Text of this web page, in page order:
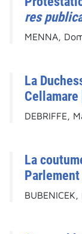
res
MENNA,
La
DEBRIFFE,
La